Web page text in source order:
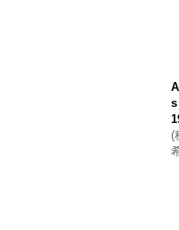
s
(